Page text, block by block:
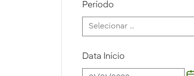
Data Início
Período